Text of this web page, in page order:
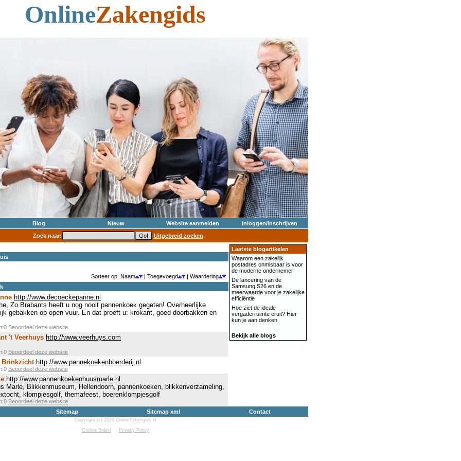
OnlineZakengids
Blog Nieuw Website aanmelden
Inloggen/Inschrijven
Zoek naar:
Uitgebreid zoeken
Sorteer op: Naam | Toegevoegd
| Waardering
http://www.decoeckepanne.nl
Zo Brabants heeft u nog nooit pannenkoek gegeten! Overheerlijke
gebakken op open vuur. En dat proeft u: krokant, goed doorbakken en
Beoordeel deze website
't Veerhuys http://www.veerhuys.com
Beoordeel deze website
Brinkzicht http://www.pannekoekenboerderij.nl
Beoordeel deze website
http://www.pannenkoekenhuusmarle.nl
Marle, Blikkenmuseum, Hellendoorn, pannenkoeken, blikkenverzameling,
klompjesgolf, themafeest, boerenklompjesgolf
Beoordeel deze website
Laatste blogartikelen
Waarom een zakelijk
postadres onmisbaar is voor
de moderne ondernemer
De lancering van de
Samsung S26 en de
meerwaarde voor je zakelijke
efficiëntie
Hoe ziet de ideale
vergaderruimte eruit? Hier
kun je aan denken
Bekijk alle blogs
Sitemap Sitemap xml Contact
Copyright (c) 2026 OnlineZakengids.nl
Cookie Beleid
Privacy Policy